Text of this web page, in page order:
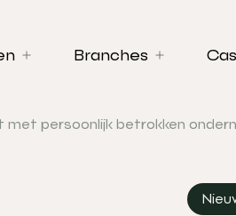
Branches
met persoonlijk betrokken